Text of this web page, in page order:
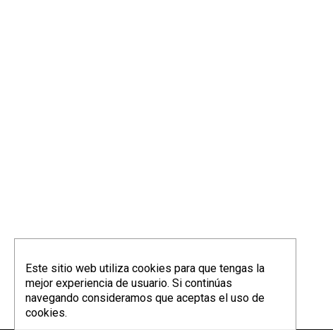
Este sitio web utiliza cookies para que tengas la
mejor experiencia de usuario. Si continúas
navegando consideramos que aceptas el uso de
cookies.